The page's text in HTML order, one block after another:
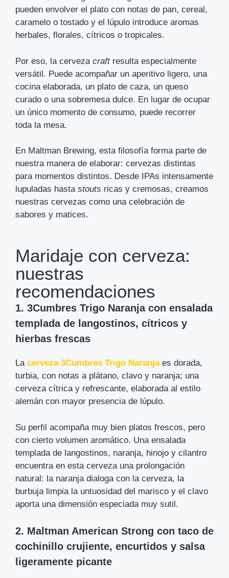
pueden envolver el plato con notas de pan, cereal,
caramelo o tostado y el lúpulo introduce aromas
herbales, florales, cítricos o tropicales.
Por eso, la cerveza craft resulta especialmente
versátil. Puede acompañar un aperitivo ligero, una
cocina elaborada, un plato de caza, un queso
curado o una sobremesa dulce. En lugar de ocupar
un único momento de consumo, puede recorrer
toda la mesa.
En Maltman Brewing, esta filosofía forma parte de
nuestra manera de elaborar: cervezas distintas
para momentos distintos. Desde IPAs intensamente
lupuladas hasta stouts ricas y cremosas, creamos
nuestras cervezas como una celebración de
sabores y matices.
Maridaje con cerveza:
nuestras
recomendaciones
1. 3Cumbres Trigo Naranja con ensalada
templada de langostinos, cítricos y
hierbas frescas
La cerveza 3Cumbres Trigo Naranjaes dorada,
turbia, con notas a plátano, clavo y naranja; una
cerveza cítrica y refrescante, elaborada al estilo
alemán con mayor presencia de lúpulo.
Su perfil acompaña muy bien platos frescos, pero
con cierto volumen aromático. Una ensalada
templada de langostinos, naranja, hinojo y cilantro
encuentra en esta cerveza una prolongación
natural: la naranja dialoga con la cerveza, la
burbuja limpia la untuosidad del marisco y el clavo
aporta una dimensión especiada muy sutil.
2. Maltman American Strong con taco de
cochinillo crujiente, encurtidos y salsa
ligeramente picante